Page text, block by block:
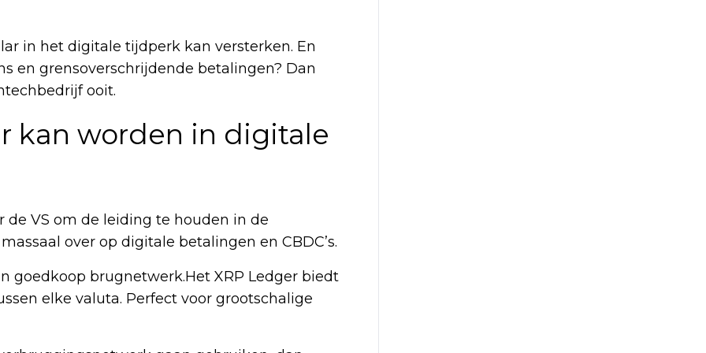
in het digitale tijdperk kan versterken. En
en grensoverschrijdende betalingen? Dan
ooit.
kan worden in digitale
de VS om de leiding te houden in de
over op digitale betalingen en CBDC’s.
goedkoop brugnetwerk.Het XRP Ledger biedt
elke valuta. Perfect voor grootschalige